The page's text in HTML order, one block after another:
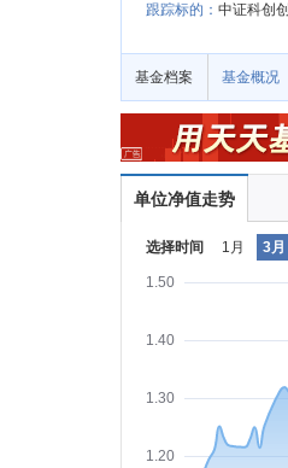
跟踪标的： 中证科创
基金档案 基金概况
单位净值走势
选择时间 1月 3月
1.20
1.30
1.40
1.50